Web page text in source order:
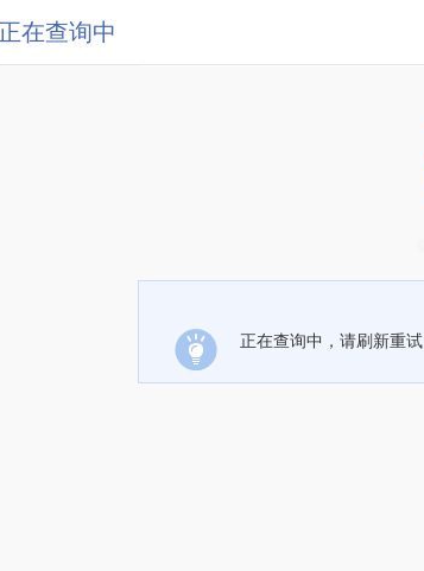
正在查询中
正在查询中，请刷新重试